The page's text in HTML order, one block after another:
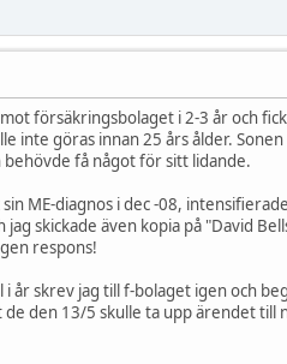
försäkringsbolaget i 2-3 år och
inte göras innan 25 års ålder.
behövde få något för sitt lidande.
ME-diagnos i dec -08,
jag skickade även kopia på "David
respons!
i år skrev jag till f-bolaget igen och
de den 13/5 skulle ta upp ärendet